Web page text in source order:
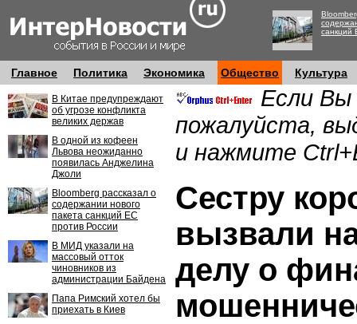
санкций
Главное Политика Экономика Общество Культура
В Китае предупреждают
об угрозе конфликта
великих держав
В одной из кофеен
Львова неожиданно
появилась Анджелина
Джоли
Bloomberg рассказал о
содержании нового
пакета санкций ЕС
против России
В МИД указали на
массовый отток
чиновников из
администрации Байдена
Папа Римский хотел бы
приехать в Киев
Если Вы
пожалуйста,
и нажмите
Сестру
вызвали
делу о